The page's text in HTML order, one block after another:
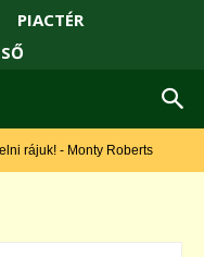
PIACTÉR
- Monty Roberts